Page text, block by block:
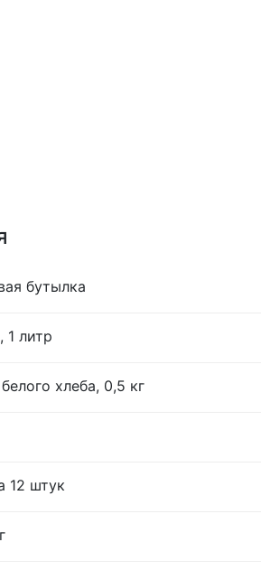
бутылка
1 литр
хлеба, 0,5 кг
12 штук